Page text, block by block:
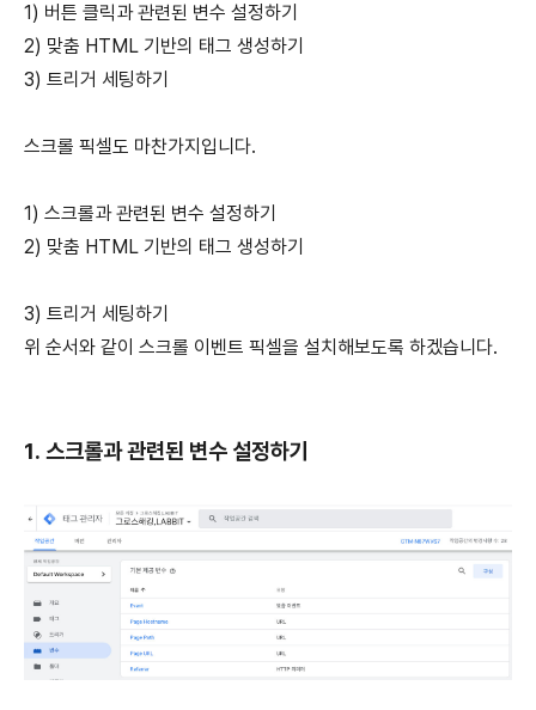
1) 버튼 클릭과 관련된 변수 설정하기
2) 맞춤 HTML 기반의 태그 생성하기
3) 트리거 세팅하기
스크롤 픽셀도 마찬가지입니다.
1) 스크롤과 관련된 변수 설정하기
2) 맞춤 HTML 기반의 태그 생성하기
3) 트리거 세팅하기
위 순서와 같이 스크롤 이벤트 픽셀을 설치해보도록 하겠습니다.
1. 스크롤과 관련된 변수 설정하기